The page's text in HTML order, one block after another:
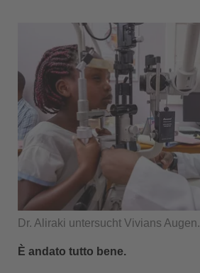
Dr. Aliraki untersucht Vivians Augen.
È andato tutto bene.